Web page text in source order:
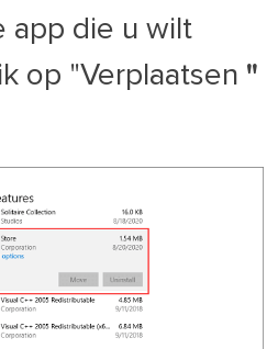
app die u wilt
op "Verplaatsen "